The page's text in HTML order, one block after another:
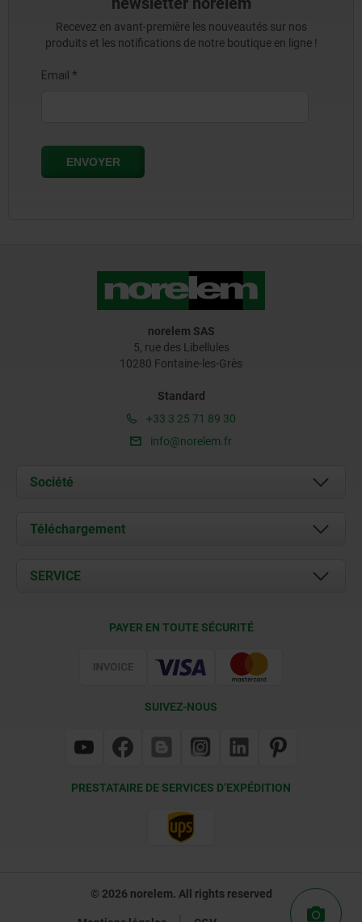
Recevez en avant-première les nouveautés sur nos
produits et les notifications de notre boutique en ligne !
norelem SAS
5, rue des Libellules
10280 Fontaine-les-Grès
Standard
+33 3 25 71 89 30
info@norelem.fr
Société
À propos de nous
Contact
Téléchargement
Documents
SERVICE
PAYER EN TOUTE SÉCURITÉ
SUIVEZ-NOUS
PRESTATAIRE DE SERVICES D’EXPÉDITION
© 2026 norelem. All rights reserved